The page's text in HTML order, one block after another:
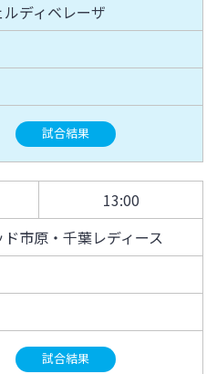
ディベレーザ
試合結果
13:00
市原・千葉レディース
試合結果